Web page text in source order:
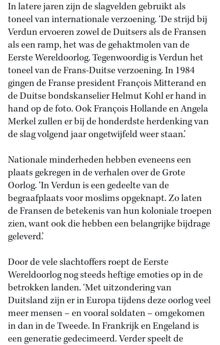
In latere jaren zijn de slagvelden gebruikt als
toneel van internationale verzoening. ‘De strijd bij
Verdun ervoeren zowel de Duitsers als de Fransen
als een ramp, het was de gehaktmolen van de
Eerste Wereldoorlog. Tegenwoordig is Verdun het
toneel van de Frans-Duitse verzoening. In 1984
gingen de Franse president François Mitterand en
de Duitse bondskanselier Helmut Kohl er hand in
hand op de foto. Ook François Hollande en Angela
Merkel zullen er bij de honderdste herdenking van
de slag volgend jaar ongetwijfeld weer staan.’
Nationale minderheden hebben eveneens een
plaats gekregen in de verhalen over de Grote
Oorlog. ‘In Verdun is een gedeelte van de
begraafplaats voor moslims opgeknapt. Zo laten
de Fransen de betekenis van hun koloniale troepen
zien, want ook die hebben een belangrijke bijdrage
geleverd.’
Door de vele slachtoffers roept de Eerste
Wereldoorlog nog steeds heftige emoties op in de
betrokken landen. ‘Met uitzondering van
Duitsland zijn er in Europa tijdens deze oorlog veel
meer mensen – en vooral soldaten – omgekomen
in dan in de Tweede. In Frankrijk en Engeland is
een generatie gedecimeerd. Verder speelt de